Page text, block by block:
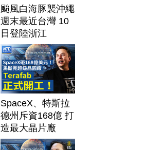
颱風白海豚襲沖繩
週末最近台灣 10
日登陸浙江
SpaceX、特斯拉
德州斥資168億 打
造最大晶片廠
Terafab